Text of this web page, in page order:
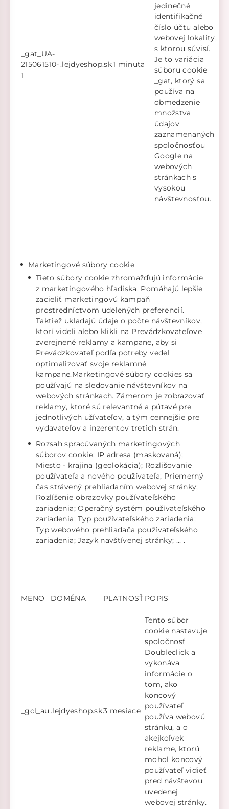
_gat_UA-
215061510-
1
.lejdyeshop.sk1 minuta
jedinečné
identifikačné
číslo účtu alebo
webovej lokality,
s ktorou súvisí.
Je to variácia
súboru cookie
_gat, ktorý sa
používa na
obmedzenie
množstva
údajov
zaznamenaných
spoločnosťou
Google na
webových
stránkach s
vysokou
návštevnosťou.
Marketingové súbory cookie
Tieto súbory cookie zhromažďujú informácie
z marketingového hľadiska. Pomáhajú lepšie
zacieliť marketingovú kampaň
prostredníctvom udelených preferencií.
Taktiež ukladajú údaje o počte návštevníkov,
ktorí videli alebo klikli na Prevádzkovateľove
zverejnené reklamy a kampane, aby si
Prevádzkovateľ podľa potreby vedel
optimalizovať svoje reklamné
kampane.Marketingové súbory cookies sa
používajú na sledovanie návštevníkov na
webových stránkach. Zámerom je zobrazovať
reklamy, ktoré sú relevantné a pútavé pre
jednotlivých užívateľov, a tým cennejšie pre
vydavateľov a inzerentov tretích strán.
Rozsah spracúvaných marketingových
súborov cookie: IP adresa (maskovaná);
Miesto - krajina (geolokácia); Rozlišovanie
používateľa a nového používateľa; Priemerný
čas strávený prehliadaním webovej stránky;
Rozlíšenie obrazovky používateľského
zariadenia; Operačný systém používateľského
zariadenia; Typ používateľského zariadenia;
Typ webového prehliadača používateľského
zariadenia; Jazyk navštívenej stránky; ... .
MENO DOMÉNA PLATNOSŤ POPIS
_gcl_au .lejdyeshop.sk3 mesiace
Tento súbor
cookie nastavuje
spoločnosť
Doubleclick a
vykonáva
informácie o
tom, ako
koncový
používateľ
používa webovú
stránku, a o
akejkoľvek
reklame, ktorú
mohol koncový
používateľ vidieť
pred návštevou
uvedenej
webovej stránky.